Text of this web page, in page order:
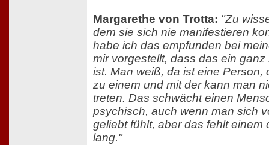
Margarethe von Trotta: "Zu
dem sie sich nie manifestieren
habe ich das empfunden bei
mir vorgestellt, dass das ein
ist. Man weiß, da ist eine Person,
zu einem und mit der kann man
treten. Das schwächt einen
psychisch, auch wenn man sich
geliebt fühlt, aber das fehlt einem
lang."